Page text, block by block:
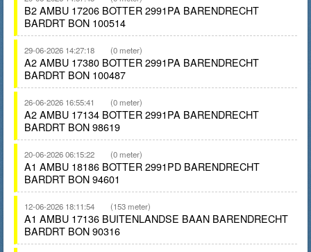
B2 AMBU 17206 BOTTER 2991PA BARENDRECHT
BARDRT BON 100514
29-06-2026 14:27:18 (0 meter)
A2 AMBU 17380 BOTTER 2991PA BARENDRECHT
BARDRT BON 100487
26-06-2026 16:55:41 (0 meter)
A2 AMBU 17134 BOTTER 2991PA BARENDRECHT
BARDRT BON 98619
20-06-2026 06:15:22 (0 meter)
A1 AMBU 18186 BOTTER 2991PD BARENDRECHT
BARDRT BON 94601
12-06-2026 18:11:54 (153 meter)
A1 AMBU 17136 BUITENLANDSE BAAN BARENDRECHT
BARDRT BON 90316